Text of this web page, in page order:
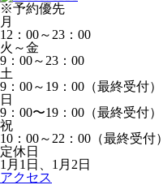
※予約優先
月
12：00～23：00
火～金
9：00～23：00
土
9：00～19：00（最終受付）
日
9：00〜19：00（最終受付）
祝
10：00～22：00（最終受付）
定休日
1月1日、1月2日
アクセス